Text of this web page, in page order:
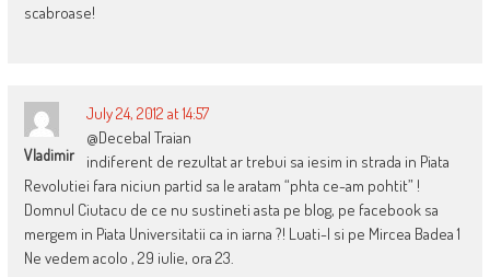
scabroase!
Vladimir
July 24, 2012 at 14:57
@Decebal Traian
indiferent de rezultat ar trebui sa iesim in strada in Piata
Revolutiei fara niciun partid sa le aratam “phta ce-am pohtit” !
Domnul Ciutacu de ce nu sustineti asta pe blog, pe facebook sa
mergem in Piata Universitatii ca in iarna ?! Luati-l si pe Mircea Badea 1
Ne vedem acolo , 29 iulie, ora 23.